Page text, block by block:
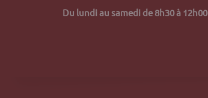
Du lundi au samedi de 8h30 à 12h00